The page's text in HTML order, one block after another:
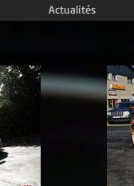
Actualités